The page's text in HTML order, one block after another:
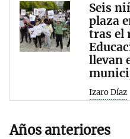
Seis
plaza
tras el
llevan
Izaro Díaz
Años anteriores